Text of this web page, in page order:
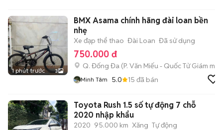
1 phút trước 3
BMX Asama chính hãng đài loan bền
nhẹ
Xe đạp thể thao Đài Loan Đã sử dụng
750.000 đ
Q. Đống Đa (P. Văn Miếu - Quốc Tử Giám mới)
Minh Tâm 5.0 15 đã bán
Toyota Rush 1.5 số tự động 7 chỗ
2020 nhập khẩu
2020 95.000 km Xăng Tự động